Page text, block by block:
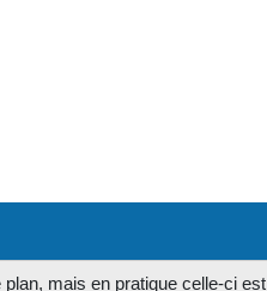
mais en pratique celle-ci est